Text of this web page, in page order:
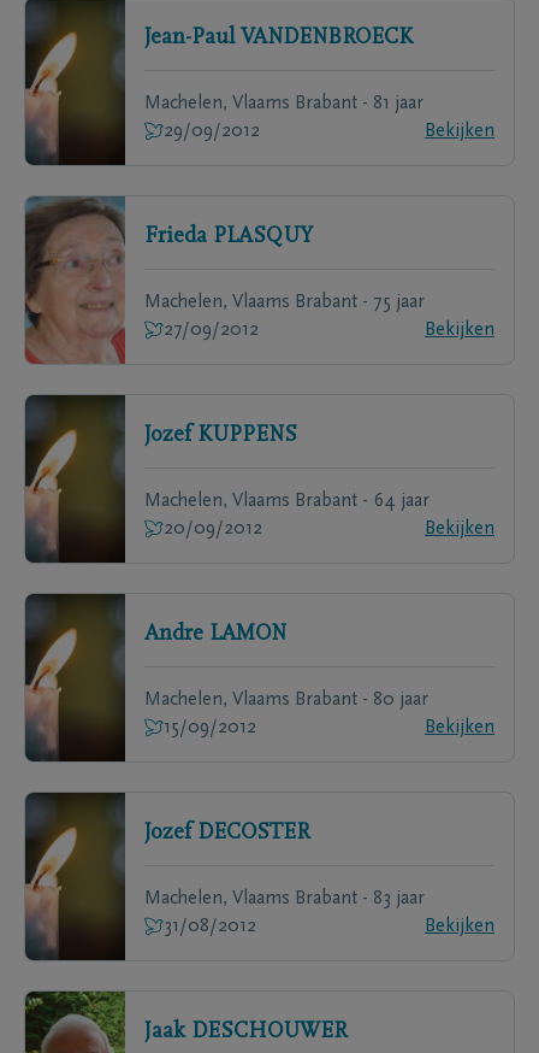
Jean-Paul VANDENBROECK
Machelen, Vlaams Brabant - 81 jaar
29/09/2012
Bekijken
Frieda PLASQUY
Machelen, Vlaams Brabant - 75 jaar
27/09/2012
Bekijken
Jozef KUPPENS
Machelen, Vlaams Brabant - 64 jaar
20/09/2012
Bekijken
Andre LAMON
Machelen, Vlaams Brabant - 80 jaar
15/09/2012
Bekijken
Jozef DECOSTER
Machelen, Vlaams Brabant - 83 jaar
31/08/2012
Bekijken
Jaak DESCHOUWER